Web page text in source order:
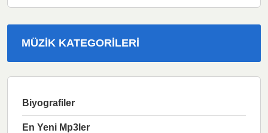
MÜZIK KATEGORILERI
Biyografiler
En Yeni Mp3ler